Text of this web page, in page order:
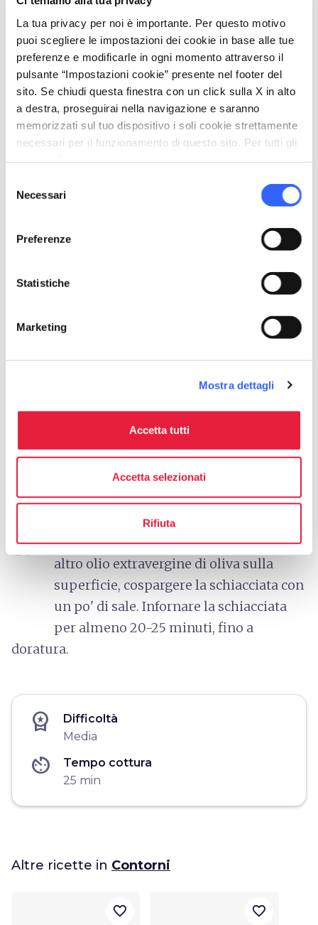
La tua privacy per noi è importante. Per questo motivo
puoi scegliere le impostazioni dei cookie in base alle tue
preferenze e modificarle in ogni momento attraverso il
pulsante “Impostazioni cookie” presente nel footer del
sito. Se chiudi questa finestra con un click sulla X in alto
a destra, proseguirai nella navigazione e saranno
memorizzati sul tuo dispositivo i soli cookie strettamente
necessari per il funzionamento di questo sito. Per tutti gli
delNecessari
Preferenze
Statistiche
Marketing
Mostra dettagli
Accetta tutti
Accetta selezionati
Rifiuta
2.
Dopo 12 ore, l'impasto pre-fermentato è
pronto: sarà pieno di bollicine. Raschiare
l'impasto pre-fermentato in una grande
ciotola, aggiungere la farina, il sale e
l'acqua e impastare fino a ottenere un
composto appiccicoso e molto morbido.
Aggiungi un filo d'olio d'oliva intorno
alla palla di pasta.
Copri la ciotola con un canovaccio
umido e lascia lievitare a temperatura
ambiente fino al raddoppio, per almeno
2 ore. Stendere e piegare l'impasto ogni
30 minuti.
Ungere una padella larga con olio
d'oliva. Stendi delicatamente l'impasto
nella teglia. Lasciare l'impasto nella
teglia per un po' di tempo per farlo
"rilassare". Lasciar lievitare per circa
due ore.
5.
Preriscaldare il forno a 200°, irrorare con
altro olio extravergine di oliva sulla
superficie, cospargere la schiacciata con
un po' di sale. Infornare la schiacciata
per almeno 20-25 minuti, fino a
doratura.
workspace_premium
Difficoltà
Media
av_timer
Tempo cottura
25 min
Altre ricette in Contorni
favorite_border favorite_border